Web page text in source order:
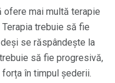
ofere mai multă terapie
trebuie să fie
se răspândește la
să fie progresivă,
în timpul șederii.